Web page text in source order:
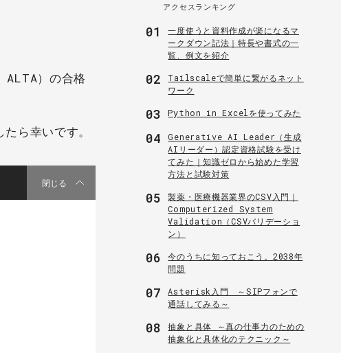
）の合格
ら幸いです。
閉じる
アクセスランキング
01
一度使うと資料作成が楽になるマ
ークダウン記法｜特長や書式の一
覧、例文を紹介
02
Tailscaleで簡単に繋がるネット
ワーク
03 Python in Excelを使ってみた
04
Generative AI Leader（生成
AIリーダー）認定資格試験を受け
てみた｜知識ゼロから始めた学習
方法と試験対策
05
製薬・医療機器業界のCSV入門｜
Computerized System
Validation（CSVバリデーショ
ン）
06
今のうちに知っておこう。2038年
問題
07
Asterisk入門 ～SIPフォンで
通話してみる～
08
抽象と具体 ～真の仕事力のための
抽象化と具体化のテクニック～